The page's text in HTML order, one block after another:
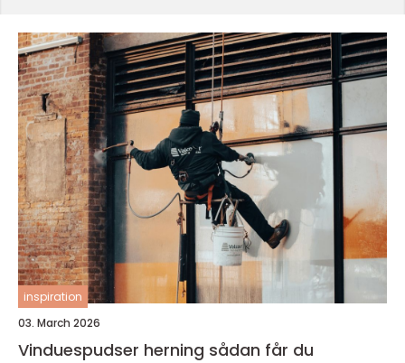
inspiration
03. March 2026
Vinduespudser herning sådan får du